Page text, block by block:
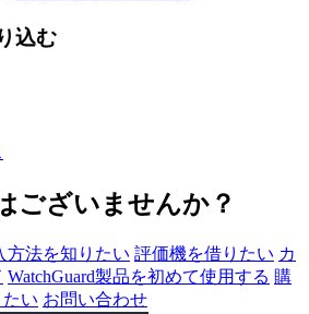
込む
ございませんか？
方法を知りたい 評価機を借りたい カ
WatchGuard製品を初めて使用する 購
い お問い合わせ